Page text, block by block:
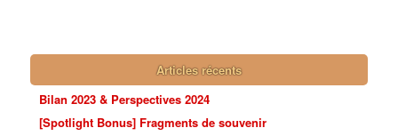
Articles récents
Bilan 2023 & Perspectives 2024
[Spotlight Bonus] Fragments de souvenir